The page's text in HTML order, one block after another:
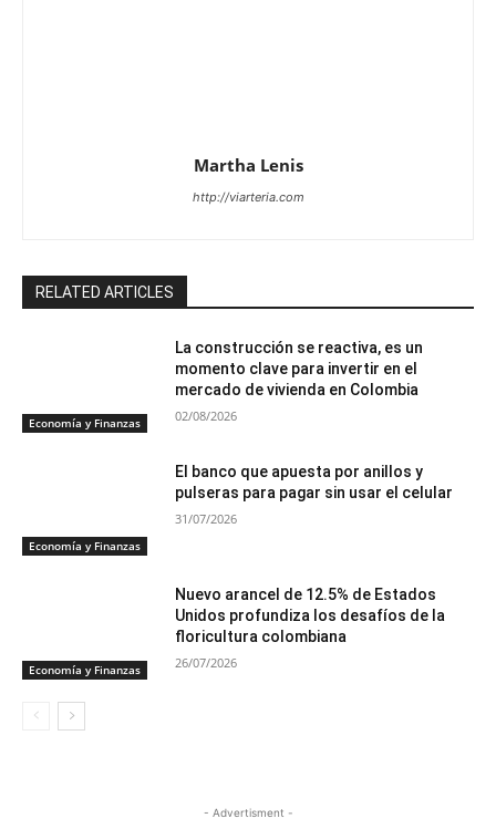
Martha Lenis
http://viarteria.com
RELATED ARTICLES
Economía y Finanzas
La construcción se reactiva, es un
momento clave para invertir en el
mercado de vivienda en Colombia
02/08/2026
Economía y Finanzas
El banco que apuesta por anillos y
pulseras para pagar sin usar el celular
31/07/2026
Economía y Finanzas
Nuevo arancel de 12.5% de Estados
Unidos profundiza los desafíos de la
floricultura colombiana
26/07/2026
- Advertisment -